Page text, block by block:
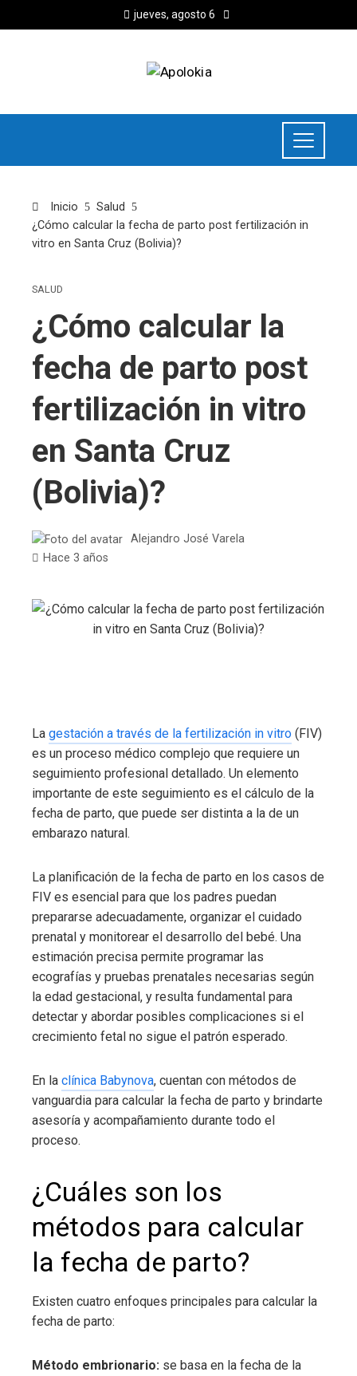
jueves, agosto 6
Inicio
Salud
¿Cómo calcular la fecha de parto post fertilización in
vitro en Santa Cruz (Bolivia)?
SALUD
¿Cómo calcular la
fecha de parto post
fertilización in vitro
en Santa Cruz
(Bolivia)?
Alejandro José Varela
Hace 3 años
La gestación a través de la fertilización in vitro (FIV)
es un proceso médico complejo que requiere un
seguimiento profesional detallado. Un elemento
importante de este seguimiento es el cálculo de la
fecha de parto, que puede ser distinta a la de un
embarazo natural.
La planificación de la fecha de parto en los casos de
FIV es esencial para que los padres puedan
prepararse adecuadamente, organizar el cuidado
prenatal y monitorear el desarrollo del bebé. Una
estimación precisa permite programar las
ecografías y pruebas prenatales necesarias según
la edad gestacional, y resulta fundamental para
detectar y abordar posibles complicaciones si el
crecimiento fetal no sigue el patrón esperado.
En la clínica Babynova, cuentan con métodos de
vanguardia para calcular la fecha de parto y brindarte
asesoría y acompañamiento durante todo el
proceso.
¿Cuáles son los
métodos para calcular
la fecha de parto?
Existen cuatro enfoques principales para calcular la
fecha de parto:
Método embrionario: se basa en la fecha de la